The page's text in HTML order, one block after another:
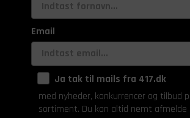
Email
Ja tak til mails fra 417.dk
med nyheder, konkurrencer og tilbud
sortiment. Du kan altid nemt afmelde